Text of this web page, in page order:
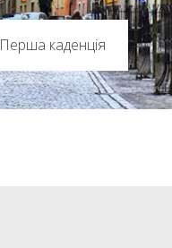
Перша каденція